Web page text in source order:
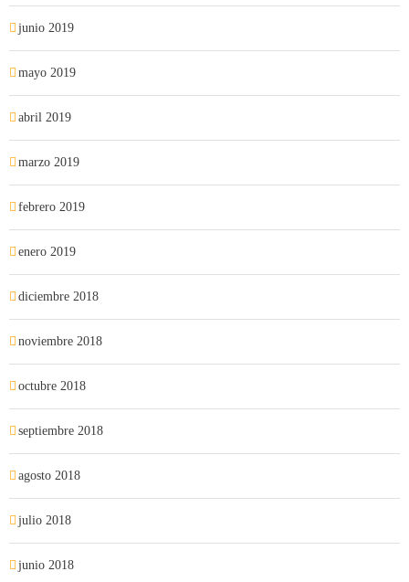
junio 2019
mayo 2019
abril 2019
marzo 2019
febrero 2019
enero 2019
diciembre 2018
noviembre 2018
octubre 2018
septiembre 2018
agosto 2018
julio 2018
junio 2018